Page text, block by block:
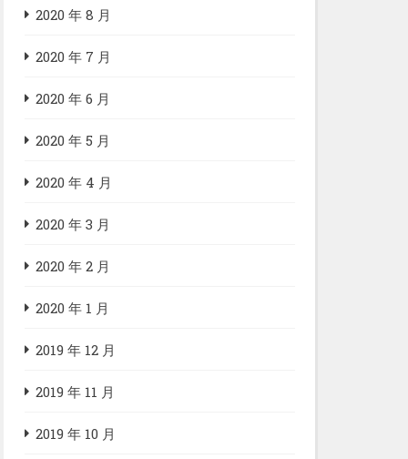
2020 年 8 月
2020 年 7 月
2020 年 6 月
2020 年 5 月
2020 年 4 月
2020 年 3 月
2020 年 2 月
2020 年 1 月
2019 年 12 月
2019 年 11 月
2019 年 10 月